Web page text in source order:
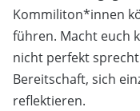
Kommiliton*innen
führen. Macht euch
nicht perfekt
Bereitschaft, sich
reflektieren.